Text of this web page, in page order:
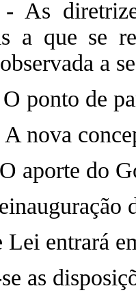
- As
a que se
a
ponto de
nova
aporte do
Lei entrará
as